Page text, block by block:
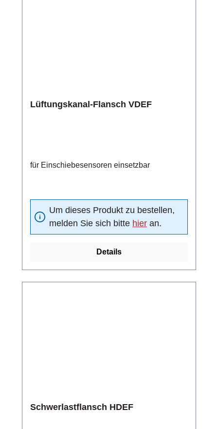
Lüftungskanal-Flansch VDEF
für Einschiebesensoren einsetzbar
Um dieses Produkt zu bestellen,
melden Sie sich bitte hier an.
Details
Schwerlastflansch HDEF